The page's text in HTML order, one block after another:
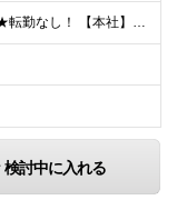
★リモートワークあり！ ★転勤なし！ 【本社】東京都港区虎ノ門1-16-16 虎ノ門一丁目MGビル ∟虎ノ門駅から徒歩3分のピカピカのオフィス ※その他、1都3県を中心としたプロジェクト先 ※親会
検討中に入れる